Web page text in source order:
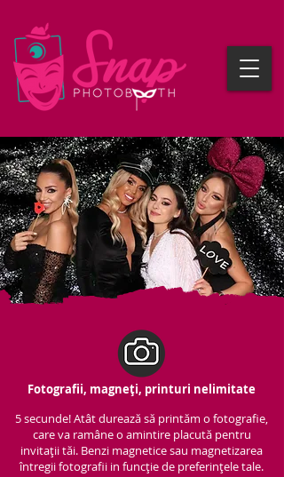
Fotografii, magneți, printuri nelimitate
5 secunde! Atât durează să printăm o fotografie,
care va ramâne o amintire placută pentru
invitații tăi. Benzi magnetice sau magnetizarea
întregii fotografii in funcție de preferințele tale.